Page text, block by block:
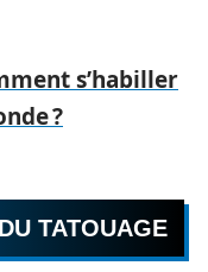
s’habiller
?
TATOUAGE